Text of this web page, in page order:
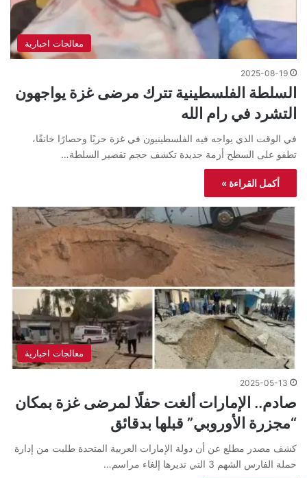
معالجات اخبارية
2025-08-19
السلطة الفلسطينية تترك مرضى غزة يواجهون
التشرد في رام الله
في الوقت الذي يواجه فيه الفلسطينيون في غزة حربًا وحصارًا خانقًا،
تطفو على السطح أزمة جديدة تكشف حجم تقصير السلطة…
أكمل القراءة »
معالجات اخبارية
2025-05-13
صادم.. الإمارات ألغت حفلًا لمرضى غزة بمكان
“مجزرة الأوروبي” قبلها بدقائق
كشف مصدر مطلع عن أن دولة الإمارات العربية المتحدة طلبت من إدارة
حملة الفارس الشهم 3 التي تديرها إلغاء مراسم…